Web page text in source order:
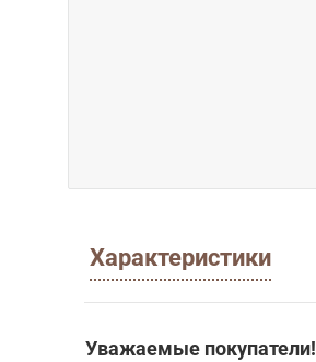
Характеристики
Уважаемые покупатели!